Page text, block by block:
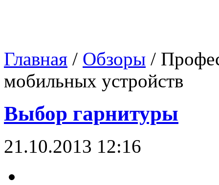
Главная / Обзоры /
мобильных устройств
Выбор гарнитуры
21.10.2013 12:16